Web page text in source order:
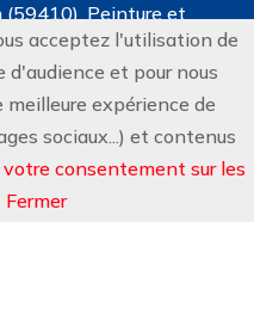
(59410), Peinture et
(59320), Peinture et
(59).
reservés.
Légales
acceptez l'utilisation de
d'audience et pour nous
expérience de
sociaux...) et contenus
votre consentement sur les
Fermer